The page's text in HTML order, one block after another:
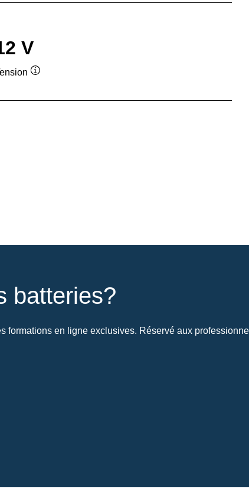
V
batteries?
formations en ligne exclusives. Réservé aux